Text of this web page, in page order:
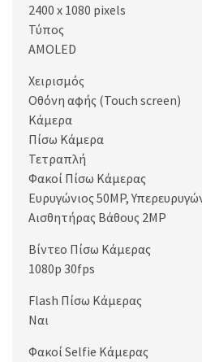
2400 x 1080 pixels
Τύπος
AMOLED
Χειρισμός
Οθόνη αφής (Touch screen)
Κάμερα
Πίσω Κάμερα
Τετραπλή
Φακοί Πίσω Κάμερας
Ευρυγώνιος 50MP,
Αισθητήρας Βάθους 2MP
Βίντεο Πίσω Κάμερας
1080p 30fps
Flash Πίσω Κάμερας
Ναι
Φακοί Selfie Κάμερας